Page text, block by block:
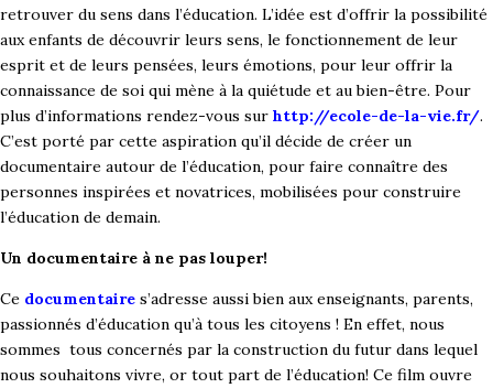
retrouver du sens dans l’éducation. L’idée est d’offrir la possibilité
aux enfants de découvrir leurs sens, le fonctionnement de leur
esprit et de leurs pensées, leurs émotions, pour leur offrir la
connaissance de soi qui mène à la quiétude et au bien-être. Pour
plus d’informations rendez-vous sur http://ecole-de-la-vie.fr/.
C’est porté par cette aspiration qu’il décide de créer un
documentaire autour de l’éducation, pour faire connaître des
personnes inspirées et novatrices, mobilisées pour construire
l’éducation de demain.
Un documentaire à ne pas louper!
Ce documentaire s’adresse aussi bien aux enseignants, parents,
passionnés d’éducation qu’à tous les citoyens ! En effet, nous
sommes tous concernés par la construction du futur dans lequel
nous souhaitons vivre, or tout part de l’éducation! Ce film ouvre